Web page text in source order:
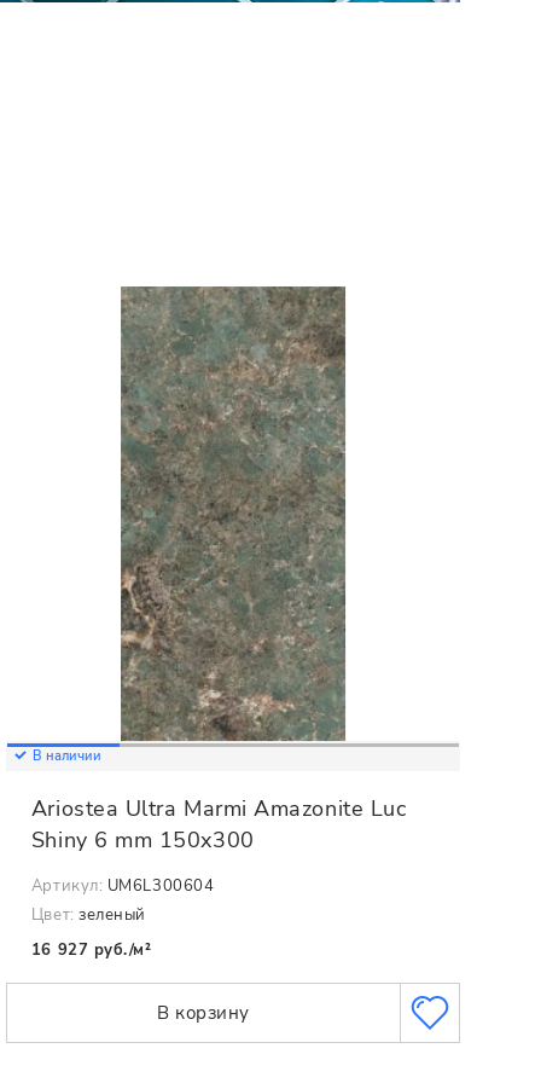
В наличии
Ariostea Ultra Marmi Amazonite Luc
Shiny 6 mm 150x300
Артикул: UM6L300604
Цвет: зеленый
16 927 руб./м²
В корзину